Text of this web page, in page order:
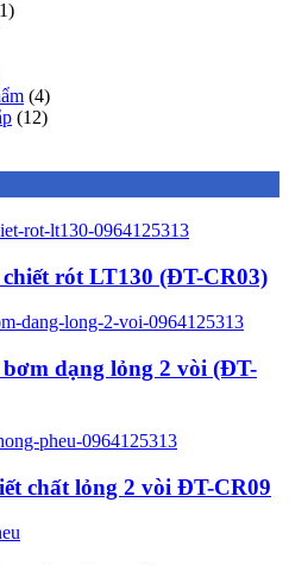
(4)
(12)
rót LT130 (ĐT-CR03)
dạng lỏng 2 vòi (ĐT-
chất lỏng 2 vòi ĐT-CR09